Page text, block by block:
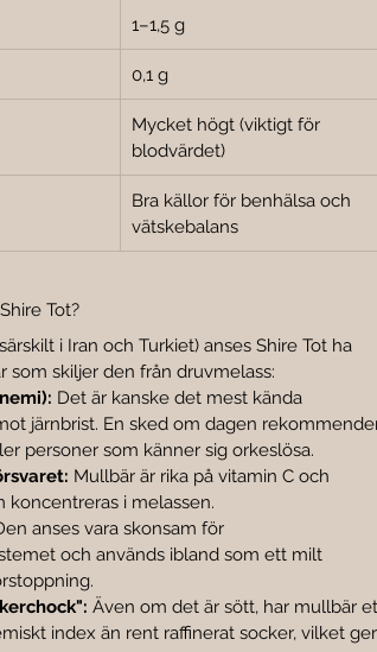
1–1,5 g
0,1 g
Mycket högt (viktigt för
blodvärdet)
Bra källor för benhälsa och
vätskebalans
Tot?
i Iran och Turkiet) anses Shire Tot ha
som skiljer den från druvmelass:
Det är kanske det mest kända
järnbrist. En sked om dagen
personer som känner sig orkeslösa.
Mullbär är rika på vitamin C och
koncentreras i melassen.
anses vara skonsam för
och används ibland som ett milt
Även om det är sött, har mullbär
index än rent raffinerat socker, vilket